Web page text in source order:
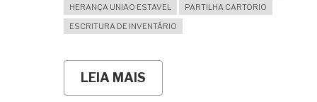
HERANÇA UNIAO ESTAVEL
PARTILHA CARTORIO
ESCRITURA DE INVENTÁRIO
LEIA MAIS
MEU